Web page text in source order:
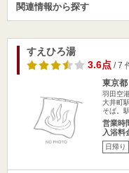
関連情報から探す
すえひろ湯
3.6点/ 7
東京
羽田空
大井町
そば。
営業時
入浴料
日帰り